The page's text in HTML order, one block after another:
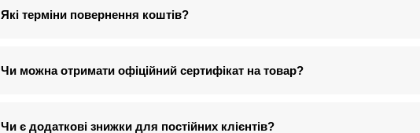
Які терміни повернення коштів?
Чи можна отримати офіційний сертифікат на товар?
Чи є додаткові знижки для постійних клієнтів?